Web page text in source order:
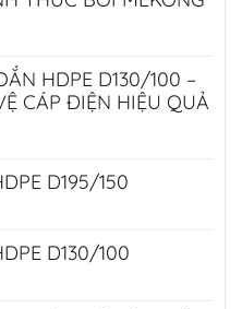
HDPE D130/100 –
CÁP ĐIỆN HIỆU QUẢ
D195/150
D130/100